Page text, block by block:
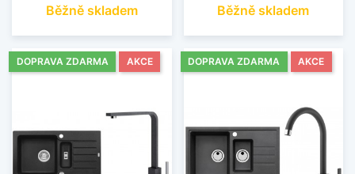
Běžně skladem Běžně skladem
DOPRAVA ZDARMA AKCE DOPRAVA ZDARMA AKCE